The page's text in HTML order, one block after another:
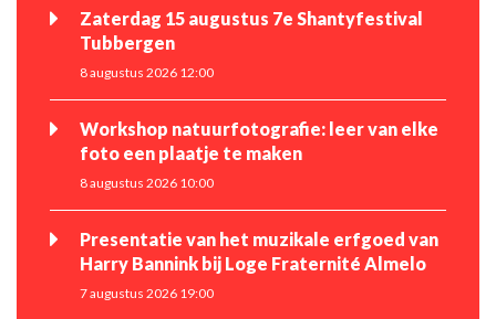
Zaterdag 15 augustus 7e Shantyfestival
Tubbergen
8 augustus 2026 12:00
Workshop natuurfotografie: leer van elke
foto een plaatje te maken
8 augustus 2026 10:00
Presentatie van het muzikale erfgoed van
Harry Bannink bij Loge Fraternité Almelo
7 augustus 2026 19:00